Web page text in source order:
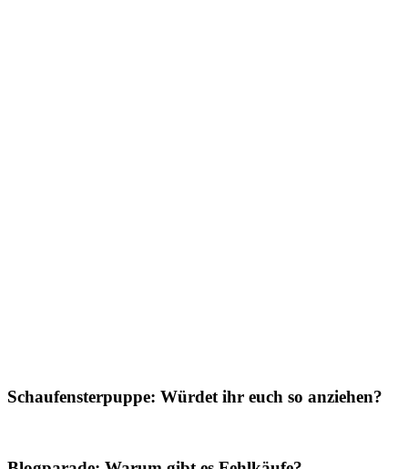
Schaufensterpuppe: Würdet ihr euch so anziehen?